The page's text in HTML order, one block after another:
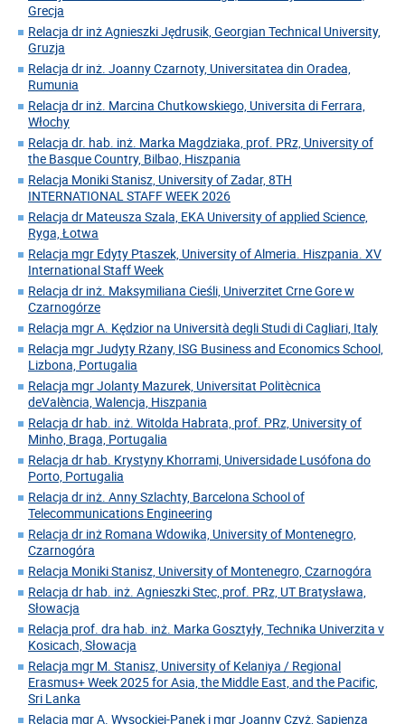
Grecja
Relacja dr inż Agnieszki Jędrusik, Georgian Technical University,
Gruzja
Relacja dr inż. Joanny Czarnoty, Universitatea din Oradea,
Rumunia
Relacja dr inż. Marcina Chutkowskiego, Universita di Ferrara,
Włochy
Relacja dr. hab. inż. Marka Magdziaka, prof. PRz, University of
the Basque Country, Bilbao, Hiszpania
Relacja Moniki Stanisz, University of Zadar, 8TH
INTERNATIONAL STAFF WEEK 2026
Relacja dr Mateusza Szala, EKA University of applied Science,
Ryga, Łotwa
Relacja mgr Edyty Ptaszek, University of Almeria. Hiszpania. XV
International Staff Week
Relacja dr inż. Maksymiliana Cieśli, Univerzitet Crne Gore w
Czarnogórze
Relacja mgr A. Kędzior na Università degli Studi di Cagliari, Italy
Relacja mgr Judyty Rżany, ISG Business and Economics School,
Lizbona, Portugalia
Relacja mgr Jolanty Mazurek, Universitat Politècnica
deValència, Walencja, Hiszpania
Relacja dr hab. inż. Witolda Habrata, prof. PRz, University of
Minho, Braga, Portugalia
Relacja dr hab. Krystyny Khorrami, Universidade Lusófona do
Porto, Portugalia
Relacja dr inż. Anny Szlachty, Barcelona School of
Telecommunications Engineering
Relacja dr inż Romana Wdowika, University of Montenegro,
Czarnogóra
Relacja Moniki Stanisz, University of Montenegro, Czarnogóra
Relacja dr hab. inż. Agnieszki Stec, prof. PRz, UT Bratysława,
Słowacja
Relacja prof. dra hab. inż. Marka Gosztyły, Technika Univerzita v
Kosicach, Słowacja
Relacja mgr M. Stanisz, University of Kelaniya / Regional
Erasmus+ Week 2025 for Asia, the Middle East, and the Pacific,
Sri Lanka
Relacja mgr A. Wysockiej-Panek i mgr Joanny Czyż, Sapienza